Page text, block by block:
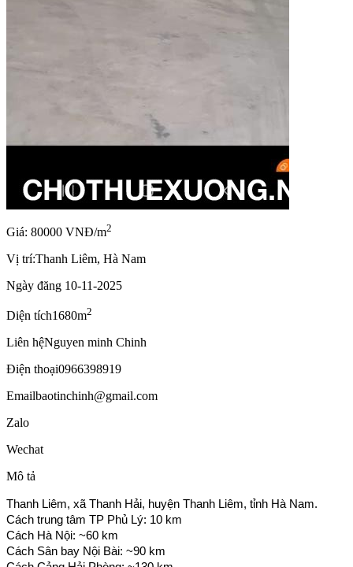
Giá: 80000 VNĐ/m2
Vị trí:Thanh Liêm, Hà Nam
Ngày đăng 10-11-2025
Diện tích1680m2
Liên hệNguyen minh Chinh
Điện thoại0966398919
Emailbaotinchinh@gmail.com
Zalo
Wechat
Mô tả
Thanh Liêm, xã Thanh Hải, huyện Thanh Liêm, tỉnh Hà Nam.
Cách trung tâm TP Phủ Lý: 10 km
Cách Hà Nội: ~60 km
Cách Sân bay Nội Bài: ~90 km